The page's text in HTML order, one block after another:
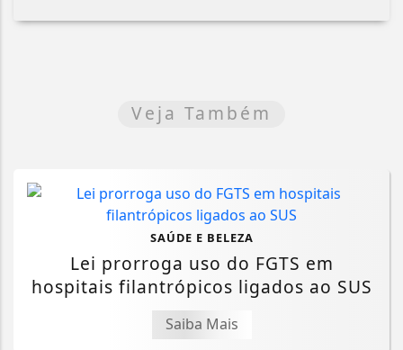
Veja Também
SAÚDE E BELEZA
Lei prorroga uso do FGTS em
hospitais filantrópicos ligados ao SUS
Saiba Mais